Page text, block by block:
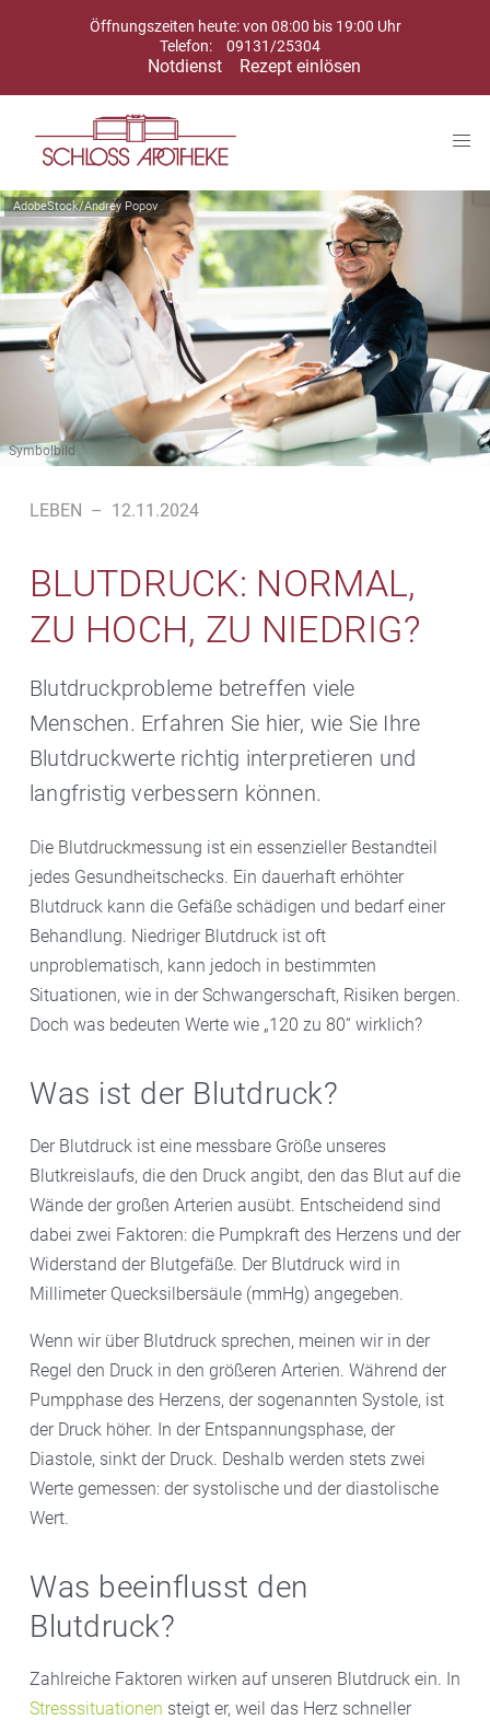
Öffnungszeiten heute: von 08:00 bis 19:00 Uhr
Telefon:
09131/25304
Notdienst Rezept einlösen
AdobeStock/Andrey Popov
Symbolbild
LEBEN – 12.11.2024
BLUTDRUCK: NORMAL,
ZU HOCH, ZU NIEDRIG?
Blutdruckprobleme betreffen viele
Menschen. Erfahren Sie hier, wie Sie Ihre
Blutdruckwerte richtig interpretieren und
langfristig verbessern können.
Die Blutdruckmessung ist ein essenzieller Bestandteil
jedes Gesundheitschecks. Ein dauerhaft erhöhter
Blutdruck kann die Gefäße schädigen und bedarf einer
Behandlung. Niedriger Blutdruck ist oft
unproblematisch, kann jedoch in bestimmten
Situationen, wie in der Schwangerschaft, Risiken bergen.
Doch was bedeuten Werte wie „120 zu 80“ wirklich?
Was ist der Blutdruck?
Der Blutdruck ist eine messbare Größe unseres
Blutkreislaufs, die den Druck angibt, den das Blut auf die
Wände der großen Arterien ausübt. Entscheidend sind
dabei zwei Faktoren: die Pumpkraft des Herzens und der
Widerstand der Blutgefäße. Der Blutdruck wird in
Millimeter Quecksilbersäule (mmHg) angegeben.
Wenn wir über Blutdruck sprechen, meinen wir in der
Regel den Druck in den größeren Arterien. Während der
Pumpphase des Herzens, der sogenannten Systole, ist
der Druck höher. In der Entspannungsphase, der
Diastole, sinkt der Druck. Deshalb werden stets zwei
Werte gemessen: der systolische und der diastolische
Wert.
Was beeinflusst den
Blutdruck?
Zahlreiche Faktoren wirken auf unseren Blutdruck ein. In
Stresssituationen steigt er, weil das Herz schneller